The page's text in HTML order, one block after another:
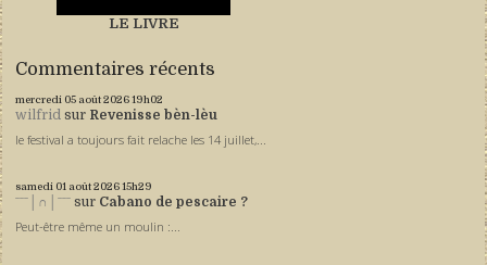
LE LIVRE
Commentaires récents
mercredi 05 août 202619h02
wilfrid sur Revenisse bèn-lèu
le festival a toujours fait relache les 14 juillet,...
samedi 01 août 202615h29
ˉˉˉ│∩│ˉˉˉ sur Cabano de pescaire ?
Peut-être même un moulin :...